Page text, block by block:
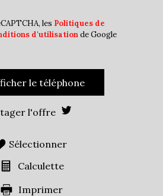
de 25 ans
ans
enfants
les Politiques de
d'utilisationde Google
le téléphone
l'offre
Sélectionner
Calculette
Imprimer